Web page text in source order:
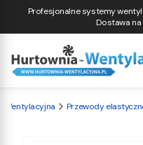
Profesjonalne systemy
Dostawa na
Wentylacyjna Przewody